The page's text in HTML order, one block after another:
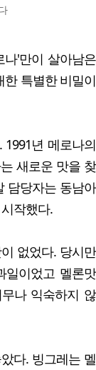
'만이 살아남은
한 특별한 비밀이
년 메로나의
새로운 맛을 찾
담당자는 동남아
작했다.
없었다. 당시만
일이었고 멜론맛
나 익숙하지 않
다. 빙그레는 멜